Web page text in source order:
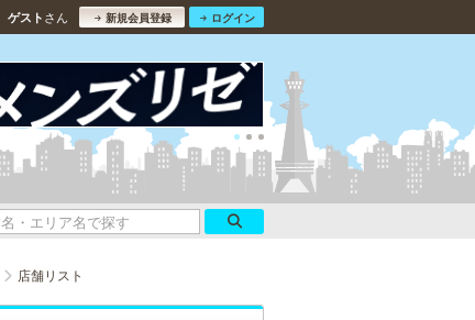
ゲスト さん 新規会員登録 ログイン
店舗リスト